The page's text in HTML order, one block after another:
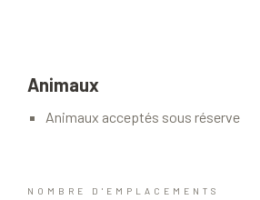
Animaux
Animaux acceptés sous réserve
NOMBRE D'EMPLACEMENTS